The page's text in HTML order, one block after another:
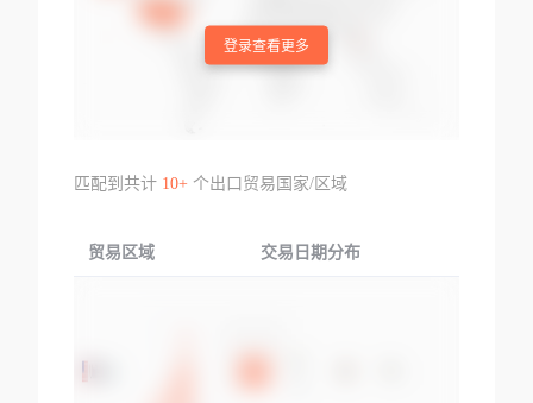
登录查看更多
匹配到共计 10+个出口贸易国家/区域
贸易区域 交易日期分布